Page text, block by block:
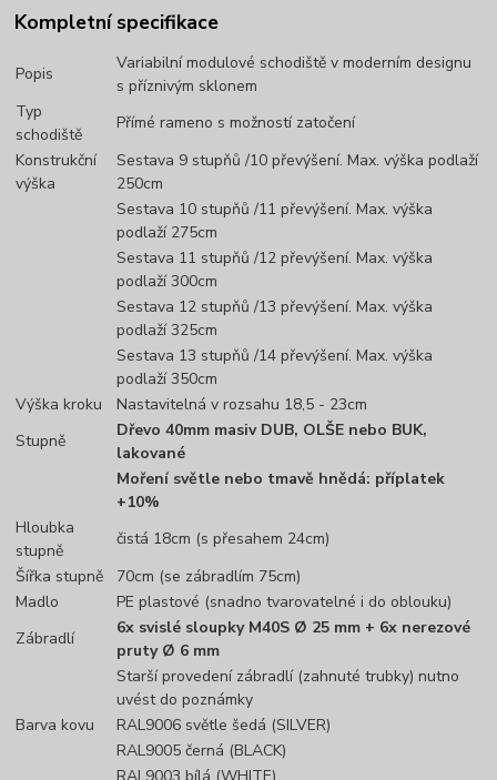
Kompletní specifikace
Popis
Variabilní modulové schodiště v moderním designu
s příznivým sklonem
Typ
schodiště
Přímé rameno s možností zatočení
Konstrukční
výška
Sestava 9 stupňů /10 převýšení. Max. výška podlaží
250cm
Sestava 10 stupňů /11 převýšení. Max. výška
podlaží 275cm
Sestava 11 stupňů /12 převýšení. Max. výška
podlaží 300cm
Sestava 12 stupňů /13 převýšení. Max. výška
podlaží 325cm
Sestava 13 stupňů /14 převýšení. Max. výška
podlaží 350cm
Výška kroku
Nastavitelná v rozsahu 18,5 - 23cm
Stupně
Dřevo 40mm masiv DUB, OLŠE nebo BUK,
lakované
Moření světle nebo tmavě hnědá: příplatek
+10%
Hloubka
stupně
čistá 18cm (s přesahem 24cm)
Šířka stupně
70cm (se zábradlím 75cm)
Madlo
PE plastové (snadno tvarovatelné i do oblouku)
Zábradlí
6x svislé sloupky M40S Ø 25 mm + 6x nerezové
pruty Ø 6 mm
Starší provedení zábradlí (zahnuté trubky) nutno
uvést do poznámky
Barva kovu
RAL9006 světle šedá (SILVER)
RAL9005 černá (BLACK)